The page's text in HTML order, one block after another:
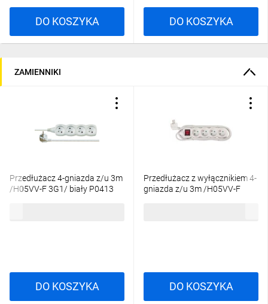
DO KOSZYKA DO KOSZYKA
ZAMIENNIKI
Przedłużacz 4-gniazda z/u 3m
/H05VV-F 3G1/ biały P0413
DO KOSZYKA
Przedłużacz z wyłącznikiem 4-
gniazda z/u 3m /H05VV-F
DO KOSZYKA